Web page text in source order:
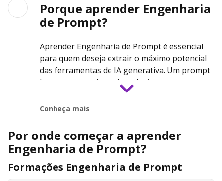
Desenvolvimento de software com
assistentes de IA
Criação e revisão de conteúdo
Atendimento ao cliente e chatbots
inteligentes
Automação de processos com agentes de
IA
Educação e criação de materiais de
Porque aprender Engenharia
de Prompt?
Aprender Engenharia de Prompt é essencial
para quem deseja extrair o máximo potencial
das ferramentas de IA generativa. Um prompt
bem estruturado pode reduzir erros,
aumentar produtividade e gerar respostas
muito mais alinhadas aos objetivos do
Com a crescente adoção de LLMs em
empresas e produtos digitais, profissionais
capazes de criar prompts eficientes estão se
tornando cada vez mais valorizados no
Conheça mais
Por onde começar a aprender
Engenharia de Prompt?
Formações Engenharia de Prompt